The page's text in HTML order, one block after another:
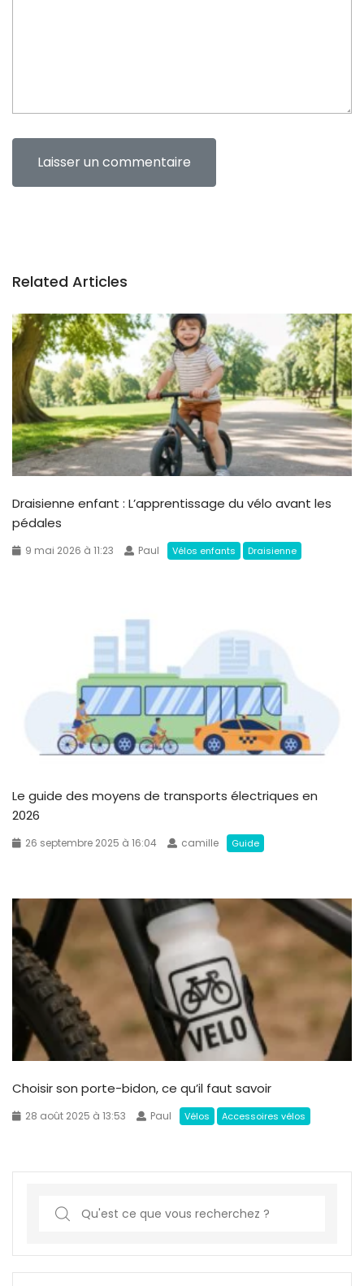
Related Articles
Draisienne enfant : L’apprentissage du vélo avant les
pédales
9 mai 2026 à 11:23 Paul Vélos enfants Draisienne
Le guide des moyens de transports électriques en
2026
26 septembre 2025 à 16:04 camille Guide
Choisir son porte-bidon, ce qu’il faut savoir
28 août 2025 à 13:53 Paul Vélos Accessoires vélos
r